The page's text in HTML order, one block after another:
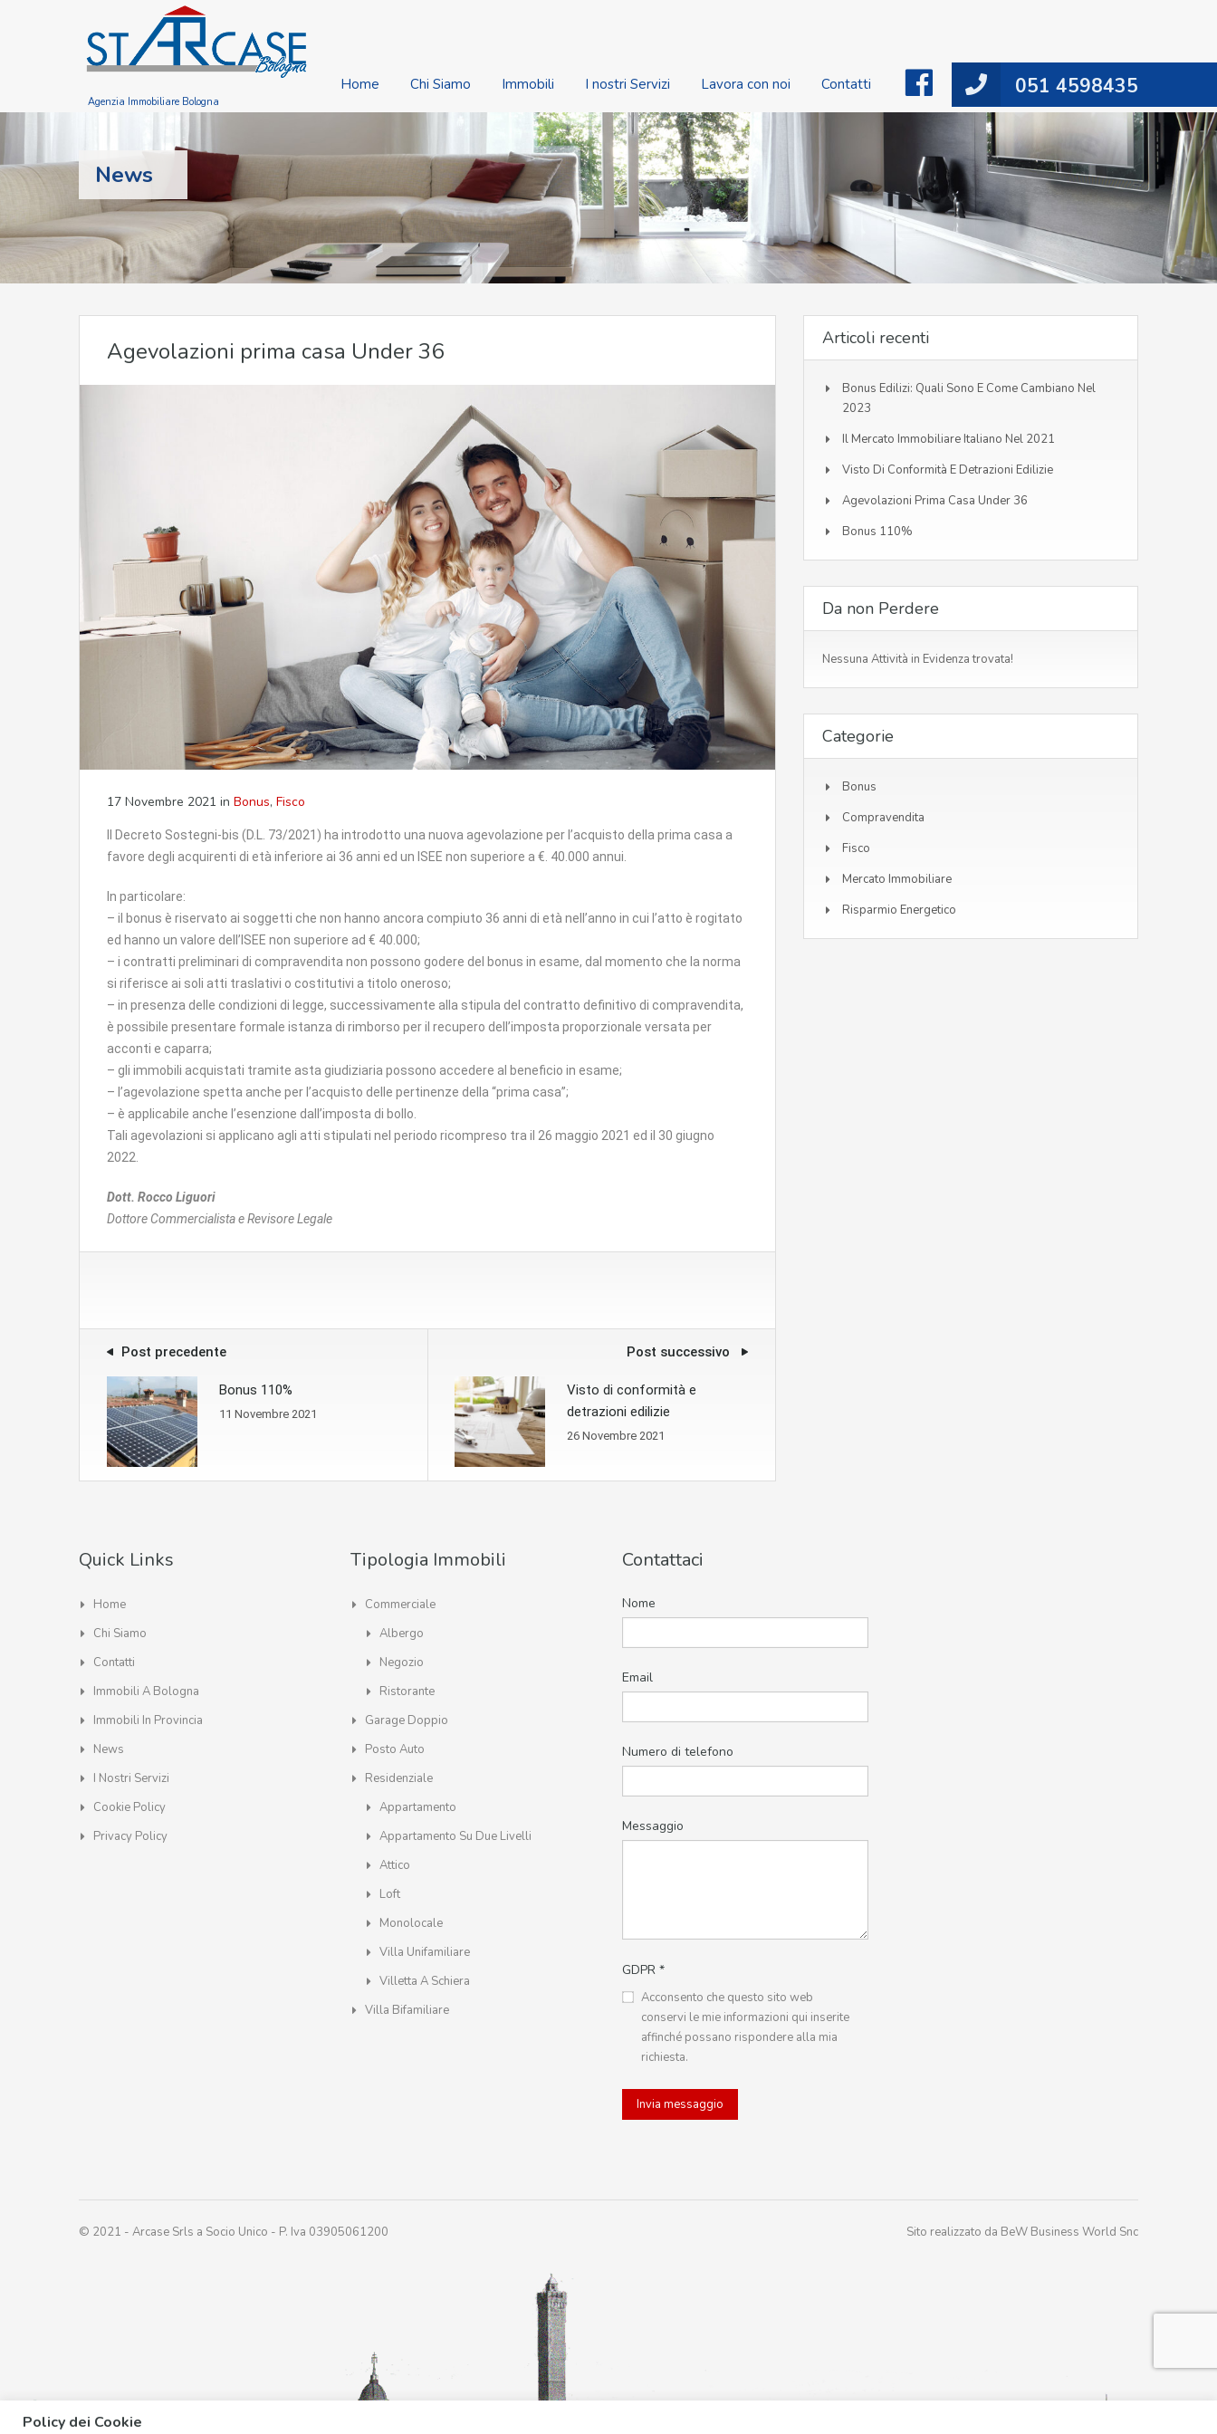
Agenzia Immobiliare Bologna
051 4598435
Home Chi Siamo Immobili I nostri Servizi Lavora con noi Contatti Facebook
News
Agevolazioni prima casa Under 36
17 Novembre 2021 in Bonus, Fisco
Il Decreto Sostegni-bis (D.L. 73/2021) ha introdotto una nuova agevolazione per l’acquisto della prima casa a
favore degli acquirenti di età inferiore ai 36 anni ed un ISEE non superiore a €. 40.000 annui.
In particolare:
– il bonus è riservato ai soggetti che non hanno ancora compiuto 36 anni di età nell’anno in cui l’atto è rogitato
ed hanno un valore dell’ISEE non superiore ad € 40.000;
– i contratti preliminari di compravendita non possono godere del bonus in esame, dal momento che la norma
si riferisce ai soli atti traslativi o costitutivi a titolo oneroso;
– in presenza delle condizioni di legge, successivamente alla stipula del contratto definitivo di compravendita,
è possibile presentare formale istanza di rimborso per il recupero dell’imposta proporzionale versata per
acconti e caparra;
– gli immobili acquistati tramite asta giudiziaria possono accedere al beneficio in esame;
– l’agevolazione spetta anche per l’acquisto delle pertinenze della “prima casa”;
– è applicabile anche l’esenzione dall’imposta di bollo.
Tali agevolazioni si applicano agli atti stipulati nel periodo ricompreso tra il 26 maggio 2021 ed il 30 giugno
2022.
Dott. Rocco Liguori
Dottore Commercialista e Revisore Legale
Post precedente
Bonus 110%
11 Novembre 2021
Post successivo
Visto di conformità e
detrazioni edilizie
26 Novembre 2021
Articoli recenti
Bonus Edilizi: Quali Sono E Come Cambiano Nel
2023
Il Mercato Immobiliare Italiano Nel 2021
Visto Di Conformità E Detrazioni Edilizie
Agevolazioni Prima Casa Under 36
Bonus 110%
Da non Perdere
Nessuna Attività in Evidenza trovata!
Categorie
Bonus
Compravendita
Fisco
Mercato Immobiliare
Risparmio Energetico
Quick Links
Home
Chi Siamo
Contatti
Immobili A Bologna
Immobili In Provincia
News
I Nostri Servizi
Cookie Policy
Privacy Policy
Tipologia Immobili
Commerciale
Albergo
Negozio
Ristorante
Garage Doppio
Posto Auto
Residenziale
Appartamento
Appartamento Su Due Livelli
Attico
Loft
Monolocale
Villa Unifamiliare
Villetta A Schiera
Villa Bifamiliare
Contattaci
Nome
Email
Numero di telefono
Messaggio
GDPR *
Acconsento che questo sito web
conservi le mie informazioni qui inserite
affinché possano rispondere alla mia
richiesta.
© 2021 - Arcase Srls a Socio Unico - P. Iva 03905061200 Sito realizzato da BeW Business World Snc
Policy dei Cookie